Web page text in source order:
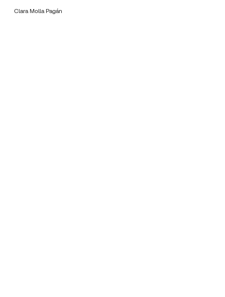
Clara Molla Pagán